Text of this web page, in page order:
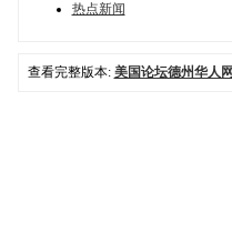
热点新闻
查看完整版本: 美国论坛德州华人网